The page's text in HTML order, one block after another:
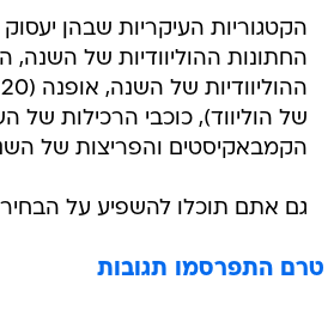
הקטגוריות העיקריות שבהן יעסוק
החתונות ההוליוודיות של השנה,
של הוליווד), כוכבי הרכילות של
הקמבאקיסטים והפריצות של
גם אתם תוכלו להשפיע על
טרם התפרסמו תגובות